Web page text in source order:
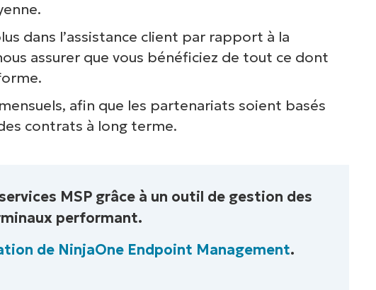
dans l’assistance client par rapport à la
assurer que vous bénéficiez de tout ce dont
afin que les partenariats soient basés
contrats à long terme.
MSP grâce à un outil de gestion des
performant.
de NinjaOne Endpoint Management.